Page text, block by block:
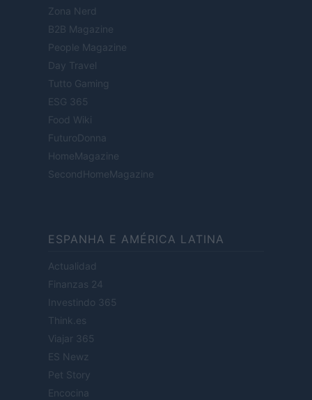
Zona Nerd
B2B Magazine
People Magazine
Day Travel
Tutto Gaming
ESG 365
Food Wiki
FuturoDonna
HomeMagazine
SecondHomeMagazine
ESPANHA E AMÉRICA LATINA
Actualidad
Finanzas 24
Investindo 365
Think.es
Viajar 365
ES Newz
Pet Story
Encocina